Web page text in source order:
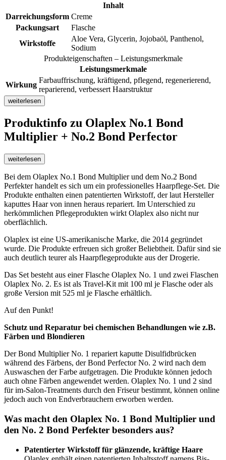
Inhalt
Darreichungsform Creme
Packungsart
Flasche
Wirkstoffe
Aloe Vera, Glycerin, Jojobaöl, Panthenol,
Sodium
Produkteigenschaften – Leistungsmerkmale
Leistungsmerkmale
Wirkung
Farbauffrischung, kräftigend, pflegend, regenerierend,
reparierend, verbessert Haarstruktur
weiterlesen
Produktinfo zu Olaplex No.1 Bond
Multiplier + No.2 Bond Perfector
weiterlesen
Bei dem Olaplex No.1 Bond Multiplier und dem No.2 Bond
Perfekter handelt es sich um ein professionelles Haarpflege-Set. Die
Produkte enthalten einen patentierten Wirkstoff, der laut Hersteller
kaputtes Haar von innen heraus repariert. Im Unterschied zu
herkömmlichen Pflegeprodukten wirkt Olaplex also nicht nur
oberflächlich.
Olaplex ist eine US-amerikanische Marke, die 2014 gegründet
wurde. Die Produkte erfreuen sich großer Beliebtheit. Dafür sind sie
auch deutlich teurer als Haarpflegeprodukte aus der Drogerie.
Das Set besteht aus einer Flasche Olaplex No. 1 und zwei Flaschen
Olaplex No. 2. Es ist als Travel-Kit mit 100 ml je Flasche oder als
große Version mit 525 ml je Flasche erhältlich.
Auf den Punkt!
Schutz und Reparatur bei chemischen Behandlungen wie z.B.
Färben und Blondieren
Der Bond Multiplier No. 1 repariert kaputte Disulfidbrücken
während des Färbens, der Bond Perfector No. 2 wird nach dem
Auswaschen der Farbe aufgetragen. Die Produkte können jedoch
auch ohne Färben angewendet werden. Olaplex No. 1 und 2 sind
für im-Salon-Treatments durch den Friseur bestimmt, können online
jedoch auch von Endverbrauchern erworben werden.
Was macht den Olaplex No. 1 Bond Multiplier und
den No. 2 Bond Perfekter besonders aus?
Patentierter Wirkstoff für glänzende, kräftige Haare